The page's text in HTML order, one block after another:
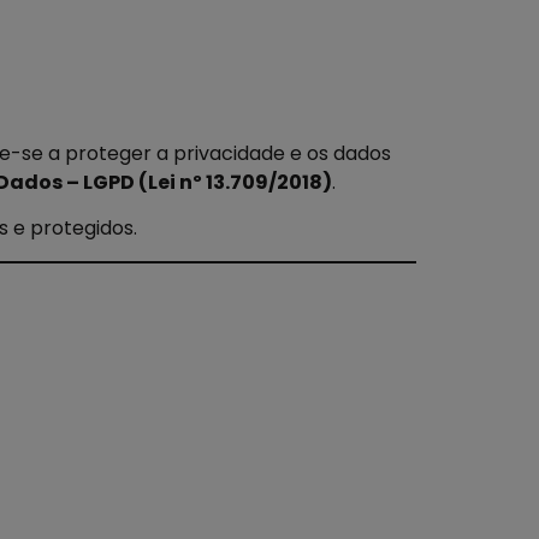
se a proteger a privacidade e os dados
– LGPD (Lei nº 13.709/2018).
e protegidos.